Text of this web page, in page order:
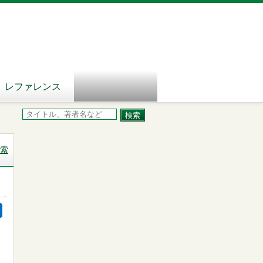
レファレンス